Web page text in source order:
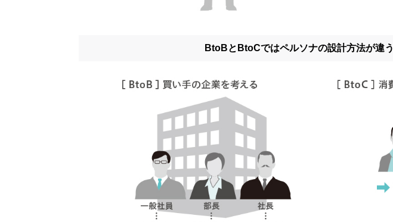
BtoBとBtoCではペルソナの設計方法が違う